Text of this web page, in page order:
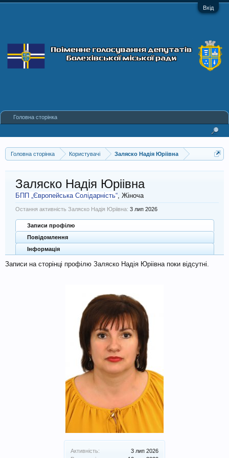
Вхід
Головна сторінка Користувачі Заляско Надія Юріівна
Активність:
3 лип 2026
Заляско Надія Юріівна
БПП „Європейська Солідарність“, Жіноча
Остання активність Заляско Надія Юріівна: 3 лип 2026
Записи профілю
Повідомлення
Інформація
Записи на сторінці профілю Заляско Надія Юріівна поки відсутні.
Головна сторінка